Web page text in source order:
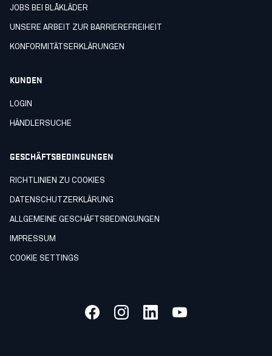
JOBS BEI BLÅKLÄDER
UNSERE ARBEIT ZUR BARRIEREFREIHEIT
KONFORMITÄTSERKLÄRUNGEN
KUNDEN
LOGIN
HÄNDLERSUCHE
GESCHÄFTSBEDINGUNGEN
RICHTLINIEN ZU COOKIES
DATENSCHUTZERKLÄRUNG
ALLGEMEINE GESCHÄFTSBEDINGUNGEN
IMPRESSUM
COOKIE SETTINGS